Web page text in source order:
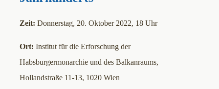
Zeit: Donnerstag, 20. Oktober 2022, 18 Uhr
Ort: Institut für die Erforschung der
Habsburgermonarchie und des Balkanraums,
Hollandstraße 11-13, 1020 Wien